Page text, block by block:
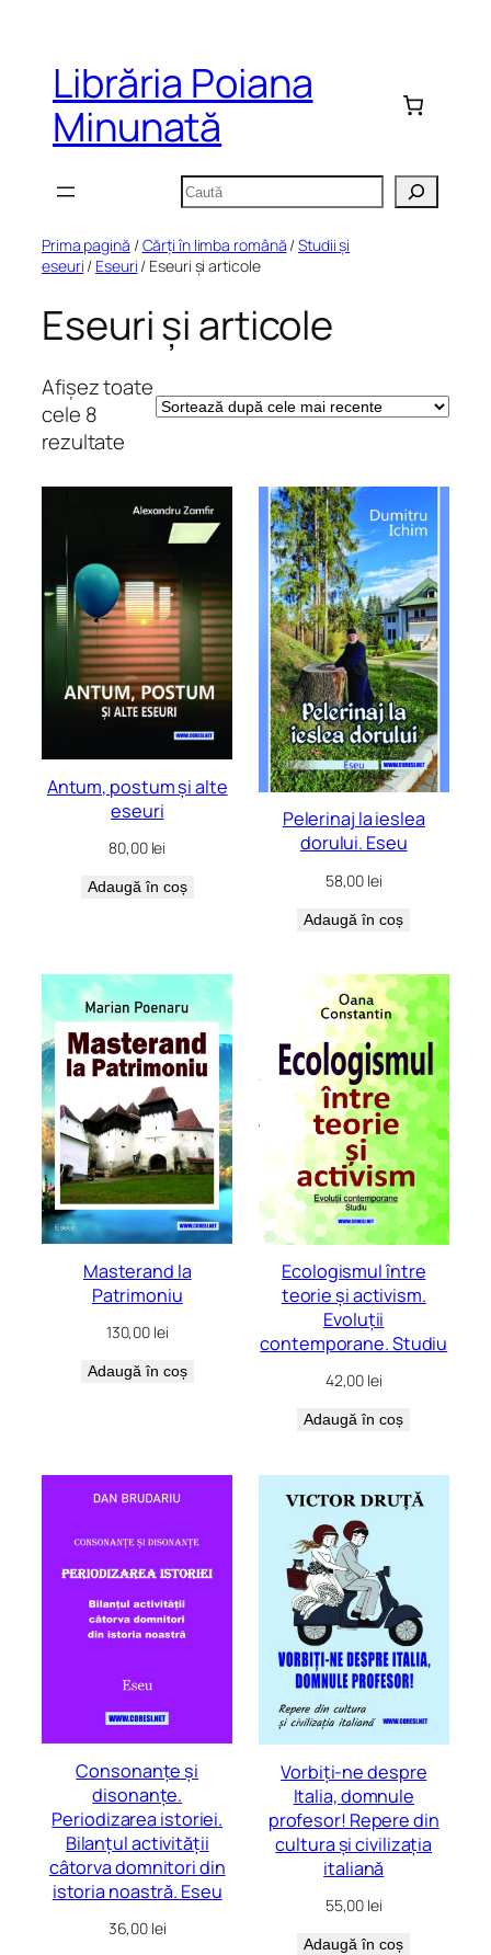
conținutLibrăria Poiana
Minunată
Caută
Prima pagină /Cărți în limba română /Studii și
eseuri / Eseuri / Eseuri și articole
Eseuri și articole
Afișez toate
cele 8
rezultate
cele
mai
recente
Antum, postum și alte
eseuri
80,00 lei
Adaugă în coș
Pelerinaj la ieslea
dorului. Eseu
58,00 lei
Adaugă în coș
Masterand la
Patrimoniu
130,00 lei
Adaugă în coș
Ecologismul între
teorie și activism.
Evoluții
contemporane. Studiu
42,00 lei
Adaugă în coș
Consonanțe și
disonanțe.
Periodizarea istoriei.
Bilanțul activității
câtorva domnitori din
istoria noastră. Eseu
36,00 lei
Vorbiți-ne despre
Italia, domnule
profesor! Repere din
cultura și civilizația
italiană
55,00 lei
Adaugă în coș